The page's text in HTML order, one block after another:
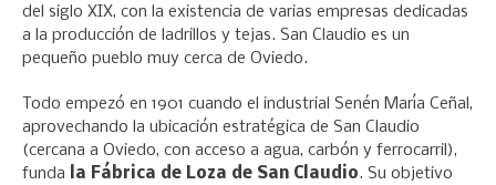
del siglo XIX, con la existencia de varias empresas dedicadas
a la producción de ladrillos y tejas. San Claudio es un
pequeño pueblo muy cerca de Oviedo.
Todo empezó en 1901 cuando el industrial Senén María Ceñal,
aprovechando la ubicación estratégica de San Claudio
(cercana a Oviedo, con acceso a agua, carbón y ferrocarril),
funda la Fábrica de Loza de San Claudio. Su objetivo